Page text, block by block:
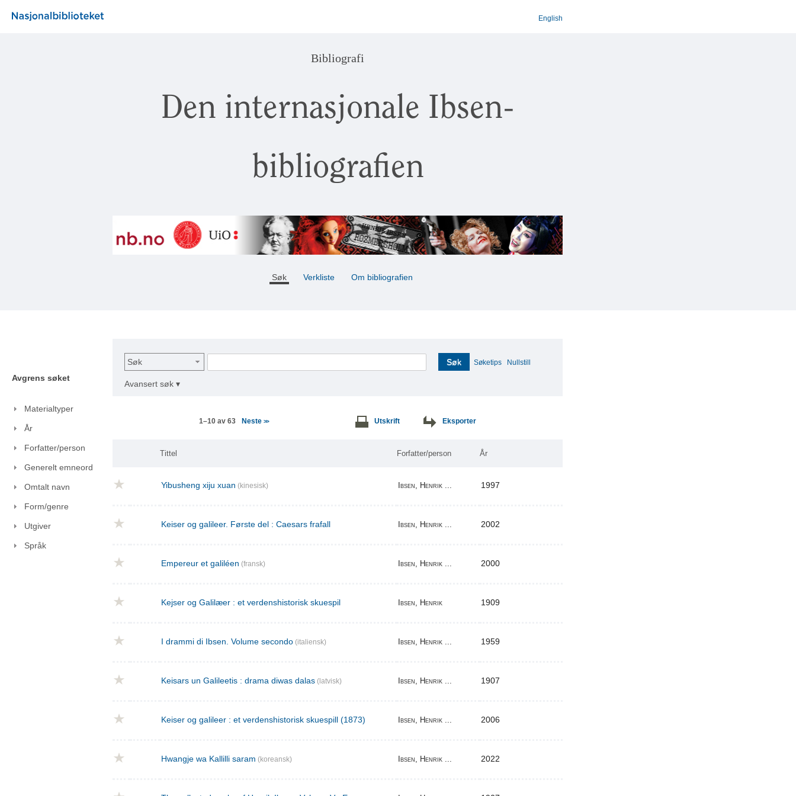
English
Bibliografi
Den internasjonale Ibsen-
bibliografien
Søk Verkliste Om bibliografien
Avgrens søket
Materialtyper
År
Forfatter/person
Generelt emneord
Omtalt navn
Form/genre
Utgiver
Språk
Søk Søk Søketips Nullstill
Avansert søk ▾
1–10 av 63 Neste>> Utskrift Eksporter
Tittel Forfatter/person År
Yibusheng xiju xuan (kinesisk) Ibsen, Henrik ... 1997
Keiser og galileer. Første del : Caesars frafall Ibsen, Henrik ... 2002
Empereur et galiléen (fransk) Ibsen, Henrik ... 2000
Kejser og Galilæer : et verdenshistorisk skuespil Ibsen, Henrik 1909
I drammi di Ibsen. Volume secondo (italiensk) Ibsen, Henrik ... 1959
Keisars un Galileetis : drama diwas dalas (latvisk) Ibsen, Henrik ... 1907
Keiser og galileer : et verdenshistorisk skuespill (1873) Ibsen, Henrik ... 2006
Hwangje wa Kallilli saram (koreansk) Ibsen, Henrik ... 2022